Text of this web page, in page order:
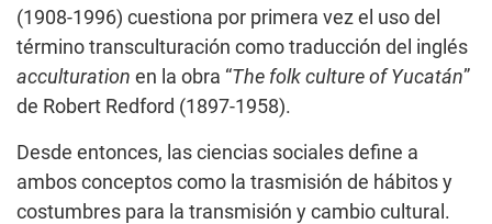
(1908-1996) cuestiona por primera vez el uso del
término transculturación como traducción del inglés
acculturation en la obra “The folk culture of Yucatán”
de Robert Redford (1897-1958).
Desde entonces, las ciencias sociales define a
ambos conceptos como la trasmisión de hábitos y
costumbres para la transmisión y cambio cultural.